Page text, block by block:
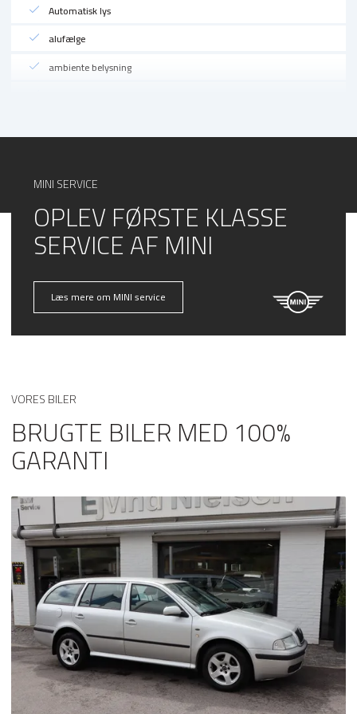
Automatisk lys
alufælge
ambiente belysning
digitalt cockpit
dæktryksmåler
dæktryksystem
el-ruder
glastag
håndfri til mobil
kørecomputer
multifunktionsrat
musikstreaming via Bluetooth
parkeringssensor (bag)
sportssæder
stofindtræk
MINI SERVICE
OPLEV FØRSTE KLASSE
SERVICE AF MINI
Læs mere om MINI service
VORES BILER
BRUGTE BILER MED 100%
GARANTI